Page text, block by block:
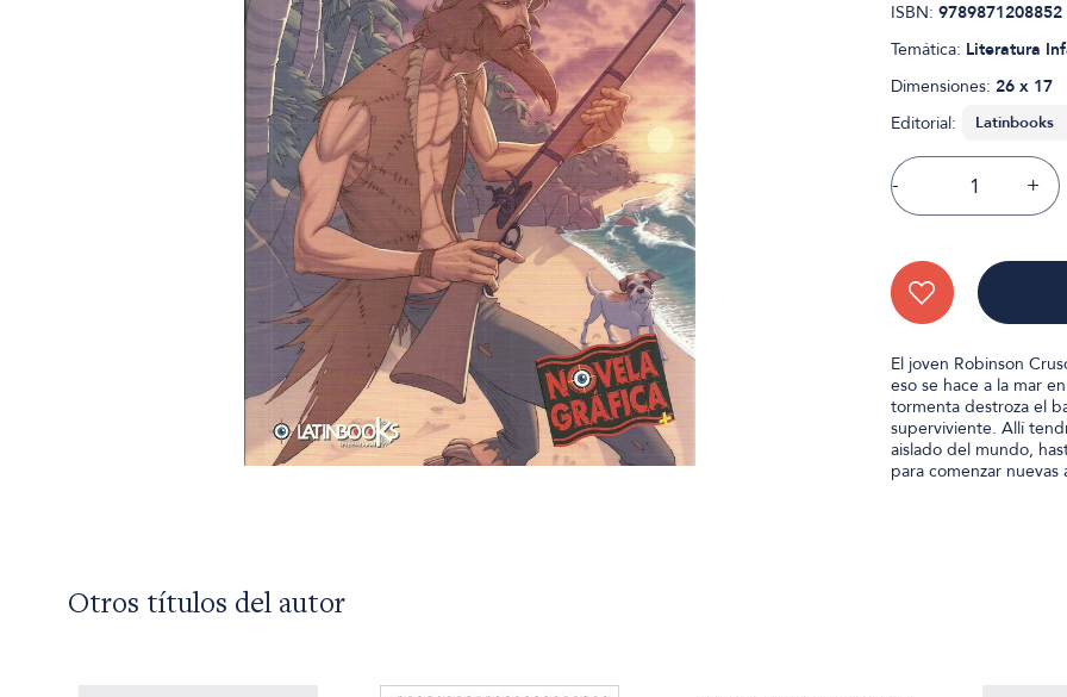
ISBN: 9789871208852
Temática: Literatura
Dimensiones: 26 x 17
Editorial:
- +
El joven Robinson
eso se hace a la mar
tormenta destroza el
superviviente. Allí
aislado del mundo,
para comenzar nuevas
Otros títulos del autor